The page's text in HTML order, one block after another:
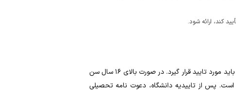
کند، ارائه شود.
برای دریافت دعوت‌ نامه تحصیلی انگلستان، شرایطی که دانشگاه مقصد برای پذیرش تعیین کرده است باید مورد تایید قرار گیرد. در صورت بالای ۱۶ سال سن
است. پس از تاییدیه دانشگاه، دعوت‌ نامه تحصیلی